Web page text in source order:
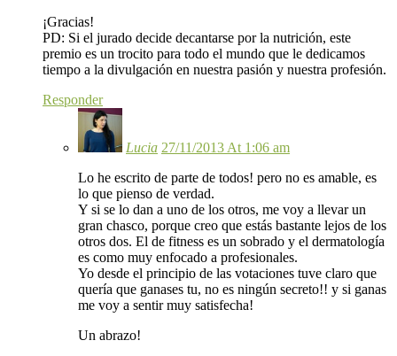
¡Gracias!
PD: Si el jurado decide decantarse por la nutrición, este
premio es un trocito para todo el mundo que le dedicamos
tiempo a la divulgación en nuestra pasión y nuestra profesión.
Responder
Lucia 27/11/2013 At 1:06 am
Lo he escrito de parte de todos! pero no es amable, es
lo que pienso de verdad.
Y si se lo dan a uno de los otros, me voy a llevar un
gran chasco, porque creo que estás bastante lejos de los
otros dos. El de fitness es un sobrado y el dermatología
es como muy enfocado a profesionales.
Yo desde el principio de las votaciones tuve claro que
quería que ganases tu, no es ningún secreto!! y si ganas
me voy a sentir muy satisfecha!
Un abrazo!